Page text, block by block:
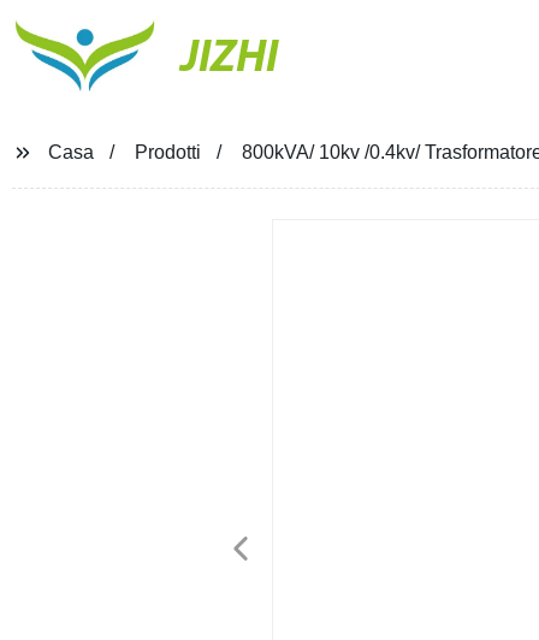
JIZHI
Casa Prodotti 800kVA/ 10kv /0.4kv/